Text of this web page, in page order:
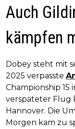
Auch
kämpfen
Dobey steht mit
2025 verpasste
Championship 15
verspäteter Flug
Hannover. Die
Morgen kam zu